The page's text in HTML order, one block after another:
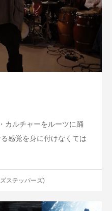
カルチャーをルーツに踊
感覚を身に付けなくては
ステッパーズ)